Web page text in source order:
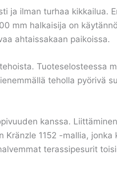
ja ilman turhaa kikkailua.
mm halkaisija on
ahtaissakaan paikoissa.
Tuoteselosteessa
teholla pyörivä
kanssa.
1152 -mallia, jonka
terassipesurit